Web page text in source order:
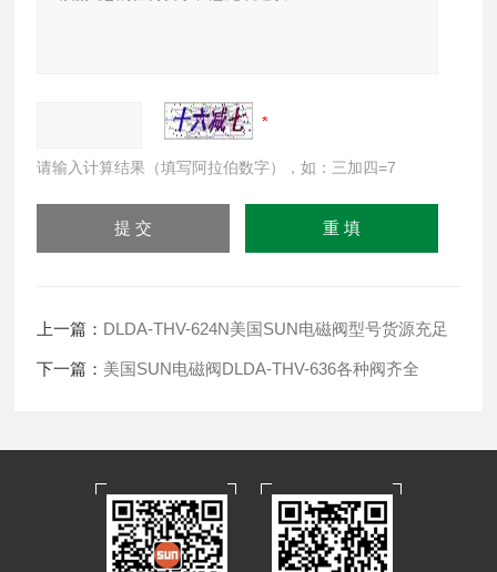
请输入计算结果（填写阿拉伯数字），如：三加四=7
上一篇： DLDA-THV-624N美国SUN电磁阀型号货源充足
下一篇： 美国SUN电磁阀DLDA-THV-636各种阀齐全